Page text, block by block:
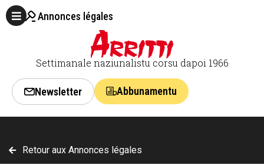
Annonces légales
Settimanale naziunalistu corsu dapoi 1966
Newsletter Abbunamentu
Retour aux Annonces légales